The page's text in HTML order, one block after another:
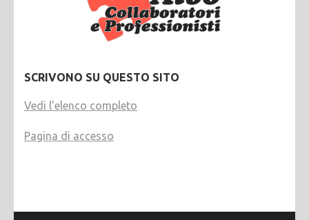
SCRIVONO SU QUESTO SITO
Vedi l'elenco completo
Pagina di accesso